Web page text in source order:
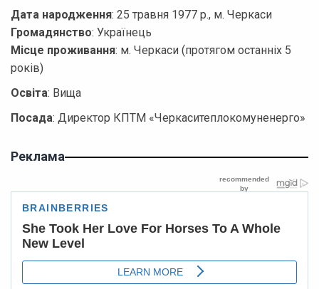
Дата народження: 25 травня 1977 р., м. Черкаси
Громадянство: Українець
Місце проживання: м. Черкаси (протягом останніх 5
років)
Освіта: Вища
Посада: Директор КПТМ «Черкаситеплокомуненерго»
Реклама